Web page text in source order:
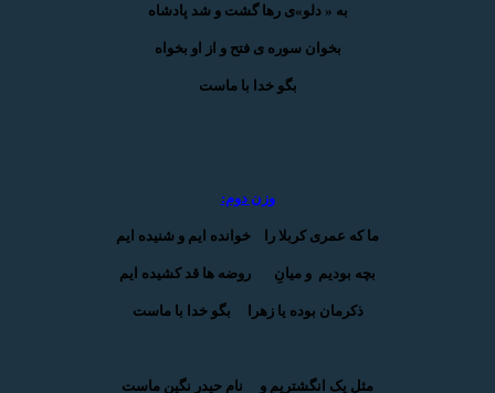
به « دلو»ی رها گشت و شد پادشاه
بخوان سوره ی فتح و از او بخواه
بگو خدا با ماست
وزن دوم:
ما که عمری کربلا را خوانده ایم و شنیده ایم
بچه بودیم و میانِ روضه ها قد کشیده ایم
ذکرمان بوده یا زهرا بگو خدا با ماست
مثل یک انگشتریم و نام حیدر نگین ماست